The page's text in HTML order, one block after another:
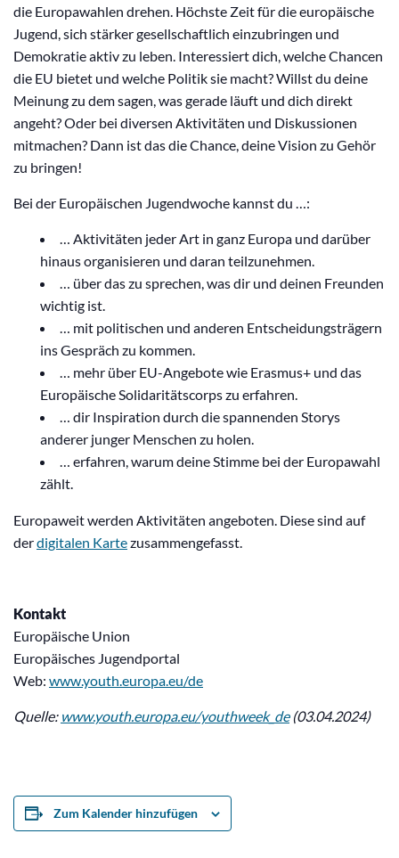
die Europawahlen drehen. Höchste Zeit für die europäische
Jugend, sich stärker gesellschaftlich einzubringen und
Demokratie aktiv zu leben. Interessiert dich, welche Chancen
die EU bietet und welche Politik sie macht? Willst du deine
Meinung zu dem sagen, was gerade läuft und dich direkt
angeht? Oder bei diversen Aktivitäten und Diskussionen
mitmachen? Dann ist das die Chance, deine Vision zu Gehör
zu bringen!
Bei der Europäischen Jugendwoche kannst du …:
… Aktivitäten jeder Art in ganz Europa und darüber
hinaus organisieren und daran teilzunehmen.
… über das zu sprechen, was dir und deinen Freunden
wichtig ist.
… mit politischen und anderen Entscheidungsträgern
ins Gespräch zu kommen.
… mehr über EU-Angebote wie Erasmus+ und das
Europäische Solidaritätscorps zu erfahren.
… dir Inspiration durch die spannenden Storys
anderer junger Menschen zu holen.
… erfahren, warum deine Stimme bei der Europawahl
zählt.
Europaweit werden Aktivitäten angeboten. Diese sind auf
derdigitalen Kartezusammengefasst.
Kontakt
Europäische Union
Europäisches Jugendportal
Web: www.youth.europa.eu/de
Quelle: www.youth.europa.eu/youthweek_de(03.04.2024)
Zum Kalender hinzufügen